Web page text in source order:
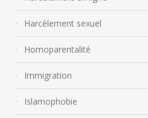
Harcèlement sexuel
Homoparentalité
Immigration
Islamophobie